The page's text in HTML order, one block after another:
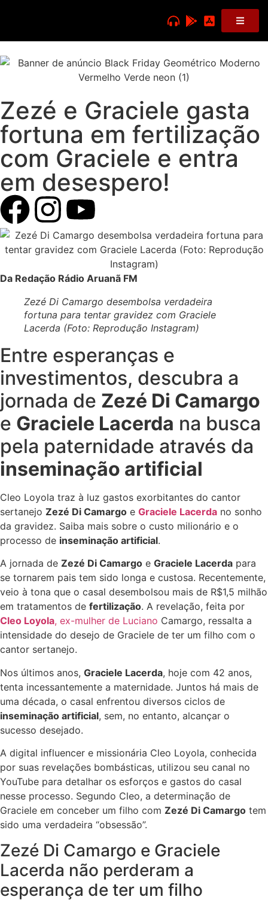
Zezé e Graciele gasta
fortuna em fertilização
com Graciele e entra
em desespero!
Da Redação Rádio Aruanã FM
Zezé Di Camargo desembolsa verdadeira
fortuna para tentar gravidez com Graciele
Lacerda (Foto: Reprodução Instagram)
Entre esperanças e
investimentos, descubra a
jornada de Zezé Di Camargo
e Graciele Lacerda na busca
pela paternidade através da
inseminação artificial
Cleo Loyola traz à luz gastos exorbitantes do cantor
sertanejo Zezé Di Camargo e Graciele Lacerda no sonho
da gravidez. Saiba mais sobre o custo milionário e o
processo de inseminação artificial.
A jornada de Zezé Di Camargo e Graciele Lacerda para
se tornarem pais tem sido longa e custosa. Recentemente,
veio à tona que o casal desembolsou mais de R$1,5 milhão
em tratamentos de fertilização. A revelação, feita por
Cleo Loyola, ex-mulher de Luciano Camargo, ressalta a
intensidade do desejo de Graciele de ter um filho com o
cantor sertanejo.
Nos últimos anos, Graciele Lacerda, hoje com 42 anos,
tenta incessantemente a maternidade. Juntos há mais de
uma década, o casal enfrentou diversos ciclos de
inseminação artificial, sem, no entanto, alcançar o
sucesso desejado.
A digital influencer e missionária Cleo Loyola, conhecida
por suas revelações bombásticas, utilizou seu canal no
YouTube para detalhar os esforços e gastos do casal
nesse processo. Segundo Cleo, a determinação de
Graciele em conceber um filho com Zezé Di Camargo tem
sido uma verdadeira “obsessão”.
Zezé Di Camargo e Graciele
Lacerda não perderam a
esperança de ter um filho